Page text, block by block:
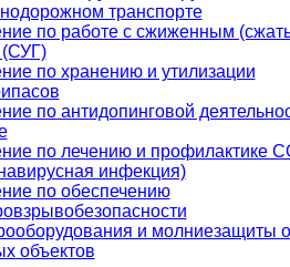
транспорте
по работе с сжиженным
(СУГ)
по хранению и утилизации
по антидопинговой
по лечению и профилактике
инфекция)
по обеспечению
и молниезащиты
объектов